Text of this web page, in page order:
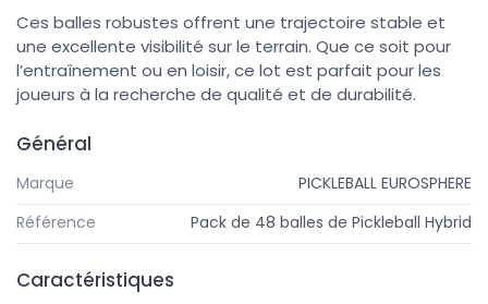
Ces balles robustes offrent une trajectoire stable et
une excellente visibilité sur le terrain. Que ce soit pour
l’entraînement ou en loisir, ce lot est parfait pour les
joueurs à la recherche de qualité et de durabilité.
Général
Marque
PICKLEBALL EUROSPHERE
Référence
Pack de 48 balles de Pickleball Hybrid
Caractéristiques